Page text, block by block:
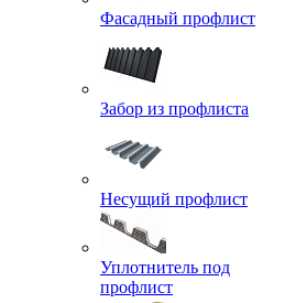
Фасадный профлист
Забор из профлиста
Несущий профлист
Уплотнитель под
профлист